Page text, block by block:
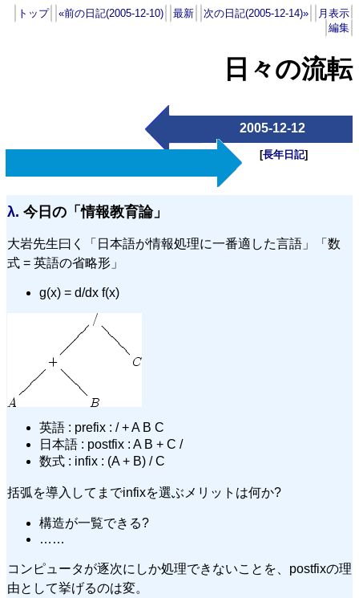
トップ «前の日記(2005-12-10) 最新 次の日記(2005-12-14)»
月表示
編集
日々の流転
2005-12-12
[長年日記]
λ. 今日の「情報教育論」
大岩先生曰く「日本語が情報処理に一番適した言語」「数
式 = 英語の省略形」
g(x) = d/dx f(x)
英語 : prefix : / + A B C
日本語 : postfix : A B + C /
数式 : infix : (A + B) / C
括弧を導入してまでinfixを選ぶメリットは何か?
構造が一覧できる?
……
コンピュータが逐次にしか処理できないことを、postfixの理
由として挙げるのは変。